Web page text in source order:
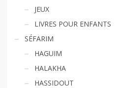
JEUX
LIVRES POUR ENFANTS
SÉFARIM
HAGUIM
HALAKHA
HASSIDOUT